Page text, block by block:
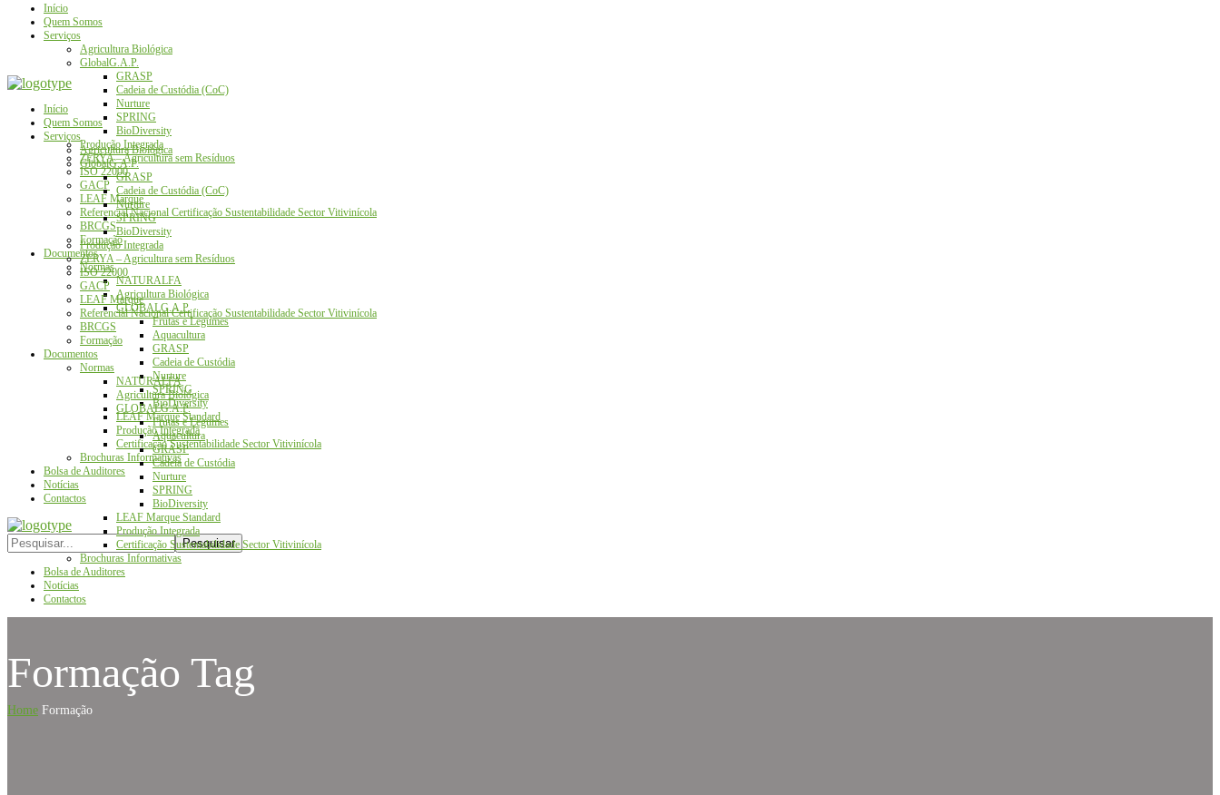
Início
Quem Somos
Serviços
Agricultura Biológica
GlobalG.A.P.
GRASP
Cadeia de Custódia (CoC)
Nurture
SPRING
BioDiversity
Produção Integrada
ZERYA – Agricultura sem Resíduos
ISO 22000
GACP
LEAF Marque
Referencial Nacional Certificação Sustentabilidade Sector Vitivinícola
BRCGS
Formação
Documentos
Normas
NATURALFA
Agricultura Biológica
GLOBALG.A.P.
Frutas e Legumes
Aquacultura
GRASP
Cadeia de Custódia
Nurture
SPRING
BioDiversity
LEAF Marque Standard
Produção Integrada
Certificação Sustentabilidade Sector Vitivinícola
Brochuras Informativas
Bolsa de Auditores
Notícias
Contactos
Início
Quem Somos
Serviços
Agricultura Biológica
GlobalG.A.P.
GRASP
Cadeia de Custódia (CoC)
Nurture
SPRING
BioDiversity
Produção Integrada
ZERYA – Agricultura sem Resíduos
ISO 22000
GACP
LEAF Marque
Referencial Nacional Certificação Sustentabilidade Sector Vitivinícola
BRCGS
Formação
Documentos
Normas
NATURALFA
Agricultura Biológica
GLOBALG.A.P.
Frutas e Legumes
Aquacultura
GRASP
Cadeia de Custódia
Nurture
SPRING
BioDiversity
LEAF Marque Standard
Produção Integrada
Certificação Sustentabilidade Sector Vitivinícola
Brochuras Informativas
Bolsa de Auditores
Notícias
Contactos
Formação Tag
Home Formação